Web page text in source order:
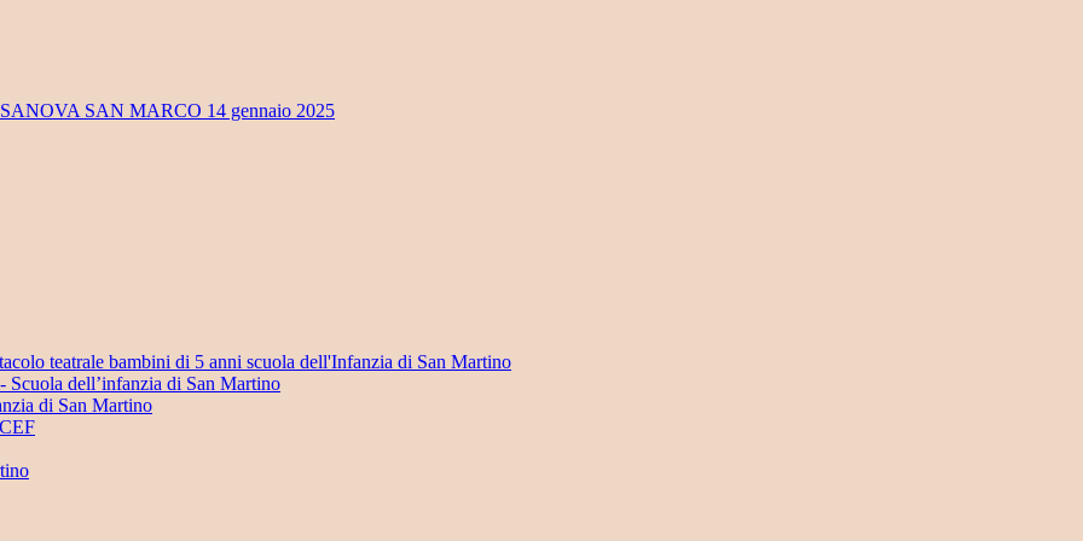
SAN MARCO 14 gennaio 2025
teatrale bambini di 5 anni scuola dell'Infanzia di San Martino
Scuola dell’infanzia di San Martino
di San Martino